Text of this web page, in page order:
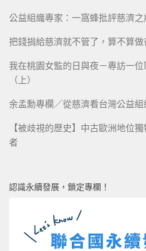
公益組織專家：一窩蜂批評慈濟之
把錢捐給慈濟就不管了，算不算做
我在桃園女監的日與夜－專訪一
（上）
余孟勳專欄／從慈濟看台灣公益組
【被歧視的歷史】中古歐洲地位
者
認識永續發展，鎖定專欄！